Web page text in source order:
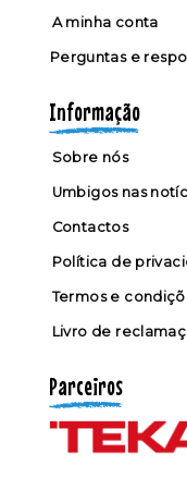
A minha conta
Perguntas e
Informação
Sobre nós
Umbigos nas
Contactos
Política de
Termos e
Livro de
Parceiros